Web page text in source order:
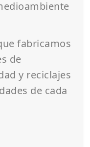
fabricamos
de
y reciclajes
de cada